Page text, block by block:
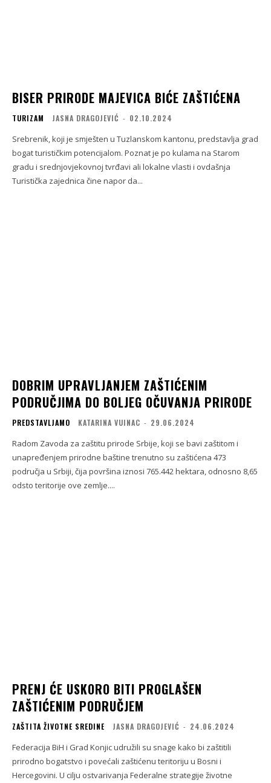
BISER PRIRODE MAJEVICA BIĆE ZAŠTIĆENA
TURIZAM JASNA DRAGOJEVIĆ - 02.10.2024
Srebrenik, koji je smješten u Tuzlanskom kantonu, predstavlja grad
bogat turističkim potencijalom. Poznat je po kulama na Starom
gradu i srednjovjekovnoj tvrđavi ali lokalne vlasti i ovdašnja
Turistička zajednica čine napor da...
DOBRIM UPRAVLJANJEM ZAŠTIĆENIM
PODRUČJIMA DO BOLJEG OČUVANJA PRIRODE
PREDSTAVLJAMO KATARINA VUINAC - 29.06.2024
Radom Zavoda za zaštitu prirode Srbije, koji se bavi zaštitom i
unapređenjem prirodne baštine trenutno su zaštićena 473
područja u Srbiji, čija površina iznosi 765.442 hektara, odnosno 8,65
odsto teritorije ove zemlje....
PRENJ ĆE USKORO BITI PROGLAŠEN
ZAŠTIĆENIM PODRUČJEM
ZAŠTITA ŽIVOTNE SREDINE JASNA DRAGOJEVIĆ - 24.06.2024
Federacija BiH i Grad Konjic udružili su snage kako bi zaštitili
prirodno bogatstvo i povećali zaštićenu teritoriju u Bosni i
Hercegovini. U cilju ostvarivanja Federalne strategije životne